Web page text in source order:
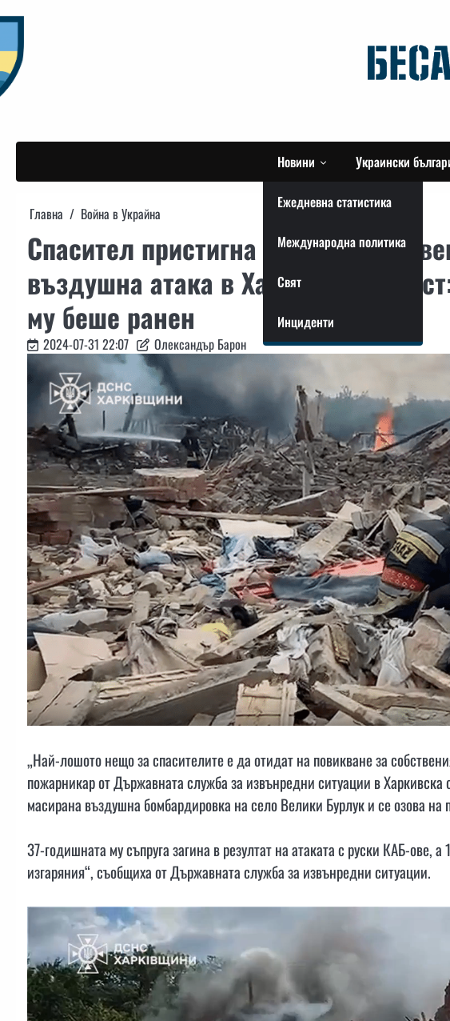
to
content
Новини
Ежедневна статистика
Международна политика
Свят
Инциденти
Украински
Главна Война в Украйна
Спасител пристигна да гаси
въздушна атака в Харкивска
му беше ранен
2024-07-31 22:07 Олександър Барон
„Най-лошото нещо за спасителите е да отидат на повикване за
пожарникар от Държавната служба за извънредни ситуации в
масирана въздушна бомбардировка на село Велики Бурлук и се озова
37-годишната му съпруга загина в резултат на атаката с руски КАБ-ове,
изгаряния“, съобщиха от Държавната служба за извънредни ситуации.